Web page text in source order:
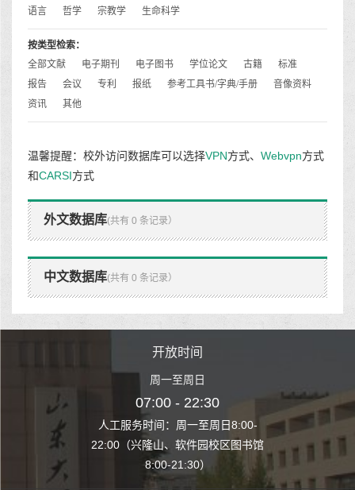
语言
哲学 宗教学 生命科学
按类型检索：
全部文献
电子期刊 电子图书 学位论文 古籍
标准
报告
会议 专利 报纸 参考工具书/字典/手册
音像资料
资讯
其他
温馨提醒：校外访问数据库可以选择VPN方式、 Webvpn方式
和CARSI方式
外文数据库(共有 0 条记录）
中文数据库(共有 0 条记录）
至周日8:00-
园校区图书馆
开放时间
周一至周日
07:00 - 22:30
人工服务时间：周一至周日8:00-
22:00（兴隆山、软件园校区图书馆
8:00-21:30）
人工服务时间
22:00（兴隆山